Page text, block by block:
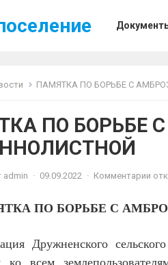
ПАМЯТКА ПО БОРЬБЕ С
ПО БОРЬБЕ
admin · 09.09.2022 · Комментарии
ПО БОРЬБЕ С
Дружненского
ко всем